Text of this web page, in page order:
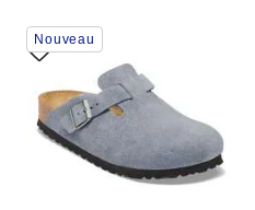
Cliquer
sur
les
échantillons
couleurs
modifiera
Nouveau